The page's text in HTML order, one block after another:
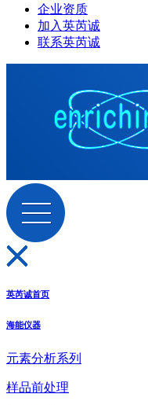
企业资质
加入英芮诚
联系英芮诚
英芮诚首页
海能仪器
元素分析系列
样品前处理